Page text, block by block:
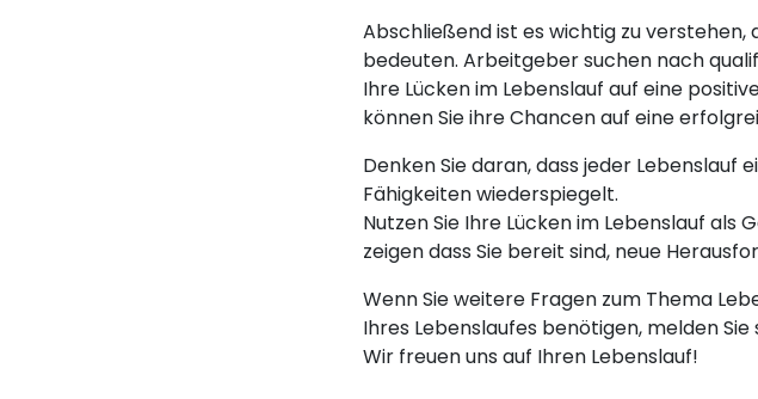
Abschließend ist es wichtig zu verstehen,
bedeuten. Arbeitgeber suchen nach
Ihre Lücken im Lebenslauf auf eine
können Sie ihre Chancen auf eine
Denken Sie daran, dass jeder Lebenslauf
Fähigkeiten wiederspiegelt.
Nutzen Sie Ihre Lücken im Lebenslauf als
zeigen dass Sie bereit sind, neue
Wenn Sie weitere Fragen zum Thema
Ihres Lebenslaufes benötigen, melden Sie
Wir freuen uns auf Ihren Lebenslauf!